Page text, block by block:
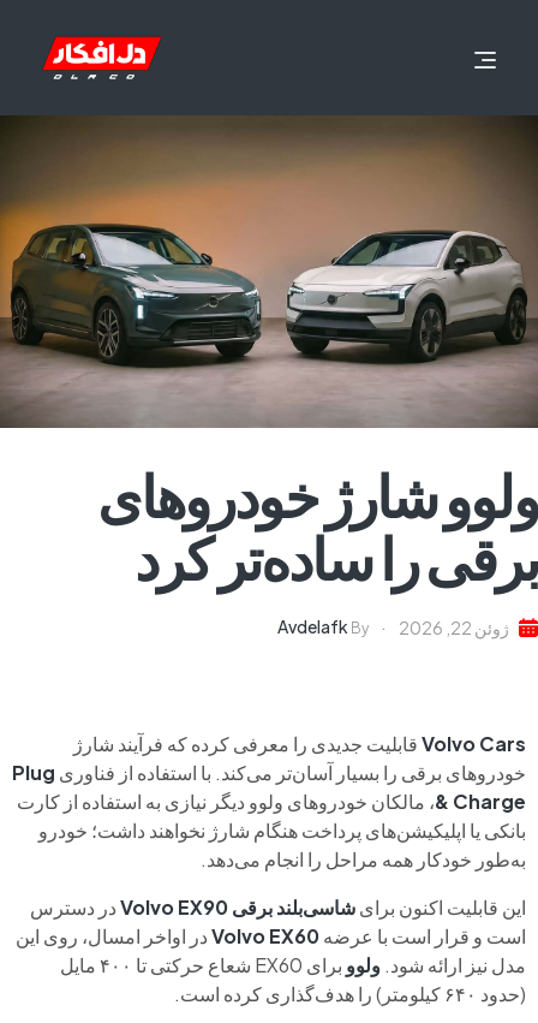
ولوو شارژ خودروهای
برقی را ساده‌تر کرد
ژوئن 22, 2026 By
Avdelafk
Volvo Carsقابلیت جدیدی را معرفی کرده که فرآیند شارژ
خودروهای برقی را بسیار آسان‌تر می‌کند. با استفاده از فناوری Plug
& Charge، مالکان خودروهای ولوو دیگر نیازی به استفاده از کارت
بانکی یا اپلیکیشن‌های پرداخت هنگام شارژ نخواهند داشت؛ خودرو
به‌طور خودکار همه مراحل را انجام می‌دهد.
این قابلیت اکنون برایشاسی‌بلند برقیVolvo EX90در دسترس
است و قرار است با عرضهVolvo EX60در اواخر امسال، روی این
مدل نیز ارائه شود.ولوو
برای EX60 شعاع حرکتی تا ۴۰۰ مایل
(حدود ۶۴۰ کیلومتر) را هدف‌گذاری کرده است.